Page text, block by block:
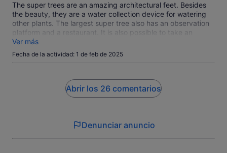
The super trees are an amazing architectural feet. Besides
the beauty, they are a water collection device for watering
other plants. The largest super tree also has an observation
platform and a restaurant. It is also possible to take an
elevator up to the catwalk and walk among the super trees.
However, even though Expedia is charging for this ticket to
year. I think I deserve a refund for the ticket price I paid
since Expedia should have known it was free on these dates.
Ver más
Fecha de la actividad: 1 de feb de 2025
Abrir los 26 comentarios
Denunciar anuncio